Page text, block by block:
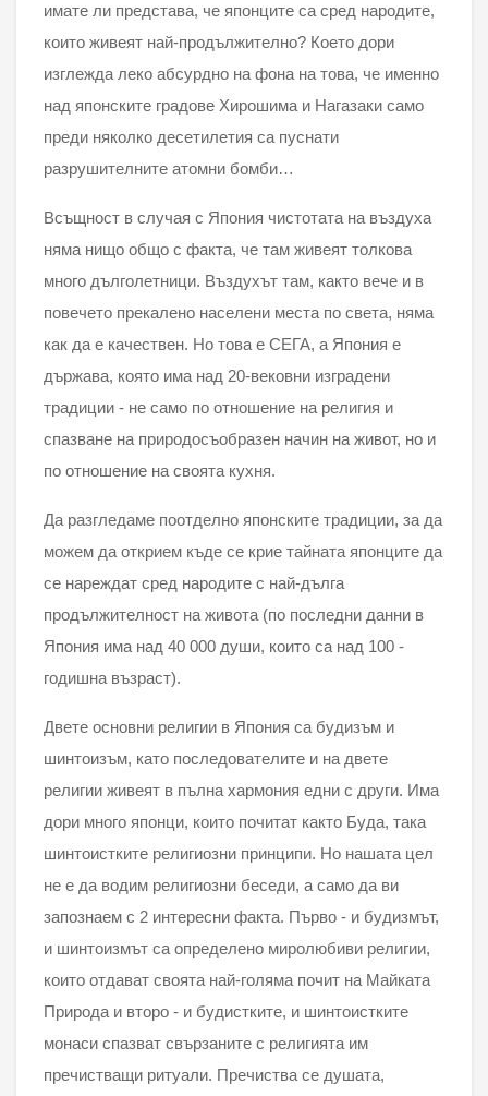
имате ли представа, че японците са сред народите,
които живеят най-продължително? Което дори
изглежда леко абсурдно на фона на това, че именно
над японските градове Хирошима и Нагазаки само
преди няколко десетилетия са пуснати
разрушителните атомни бомби…
Всъщност в случая с Япония чистотата на въздуха
няма нищо общо с факта, че там живеят толкова
много дълголетници. Въздухът там, както вече и в
повечето прекалено населени места по света, няма
как да е качествен. Но това е СЕГА, а Япония е
държава, която има над 20-вековни изградени
традиции - не само по отношение на религия и
спазване на природосъобразен начин на живот, но и
по отношение на своята кухня.
Да разгледаме поотделно японските традиции, за да
можем да открием къде се крие тайната японците да
се нареждат сред народите с най-дълга
продължителност на живота (по последни данни в
Япония има над 40 000 души, които са над 100 -
годишна възраст).
Двете основни религии в Япония са будизъм и
шинтоизъм, като последователите и на двете
религии живеят в пълна хармония едни с други. Има
дори много японци, които почитат както Буда, така
шинтоистките религиозни принципи. Но нашата цел
не е да водим религиозни беседи, а само да ви
запознаем с 2 интересни факта. Първо - и будизмът,
и шинтоизмът са определено миролюбиви религии,
които отдават своята най-голяма почит на Майката
Природа и второ - и будистките, и шинтоистките
монаси спазват свързаните с религията им
пречистващи ритуали. Пречиства се душата,